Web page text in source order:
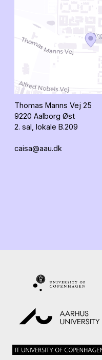
Thomas Manns Vej 25
9220 Aalborg Øst
2. sal, lokale B.209
caisa@aau.dk